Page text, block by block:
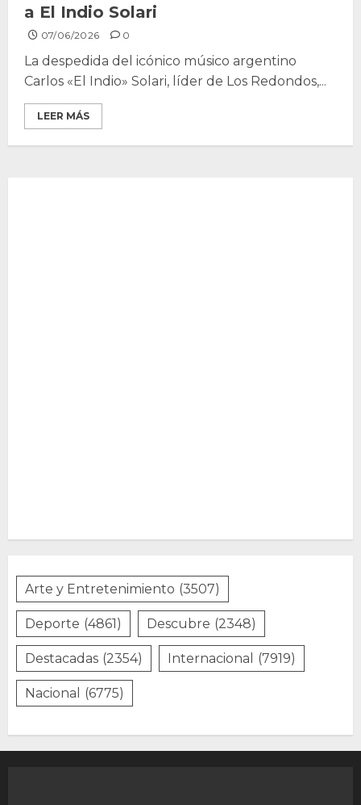
a El Indio Solari
07/06/2026 0
La despedida del icónico músico argentino
Carlos «El Indio» Solari, líder de Los Redondos,...
LEER MÁS
Arte y Entretenimiento (3507)
Deporte (4861) Descubre (2348)
Destacadas (2354) Internacional (7919)
Nacional (6775)